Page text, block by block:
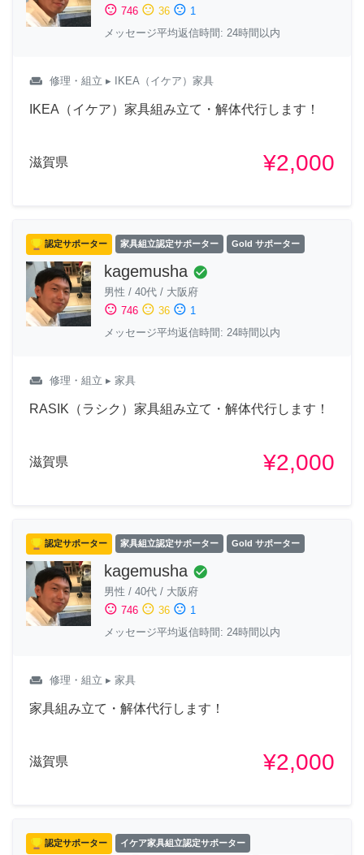
sentiment_satisfied 746 sentiment_neutral 36 sentiment_dissatisfied 1
メッセージ平均返信時間: 24時間以内
weekend 修理・組立 ▸ IKEA（イケア）家具
IKEA（イケア）家具組み立て・解体代行します！
滋賀県 ¥2,000
認定サポーター 家具組立認定サポーター Gold サポーター
kagemusha check_circle
男性 / 40代 / 大阪府
sentiment_satisfied 746 sentiment_neutral 36 sentiment_dissatisfied 1
メッセージ平均返信時間: 24時間以内
weekend 修理・組立 ▸ 家具
RASIK（ラシク）家具組み立て・解体代行します！
滋賀県 ¥2,000
認定サポーター 家具組立認定サポーター Gold サポーター
kagemusha check_circle
男性 / 40代 / 大阪府
sentiment_satisfied 746 sentiment_neutral 36 sentiment_dissatisfied 1
メッセージ平均返信時間: 24時間以内
weekend 修理・組立 ▸ 家具
家具組み立て・解体代行します！
滋賀県 ¥2,000
認定サポーター イケア家具組立認定サポーター